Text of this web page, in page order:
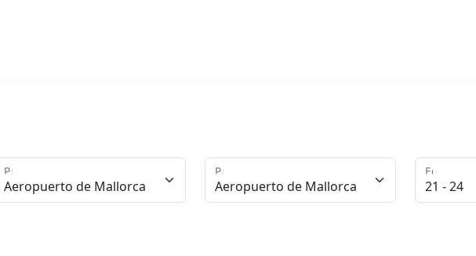
Punto de Recogida Punto de Entrega Edad del